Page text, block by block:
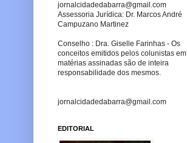
jornalcidadedabarra@gmail.com
Assessoria Jurídica: Dr. Marcos André
Campuzano Martinez
Conselho : Dra. Giselle Farinhas - Os
conceitos emitidos pelos colunistas em
matérias assinadas são de inteira
responsabilidade dos mesmos.
jornalcidadedabarra@gmail.com
EDITORIAL